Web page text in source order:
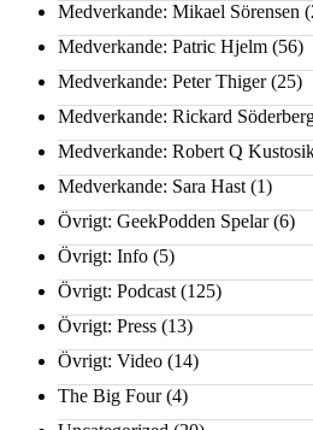
Medverkande: Mikael Sörensen
Medverkande: Patric Hjelm (56)
Medverkande: Peter Thiger(25)
Medverkande: Rickard
Medverkande: Robert Q
Medverkande: Sara Hast (1)
Övrigt: GeekPodden Spelar(6)
Övrigt: Info (5)
Övrigt: Podcast (125)
Övrigt: Press (13)
Övrigt: Video (14)
The Big Four(4)